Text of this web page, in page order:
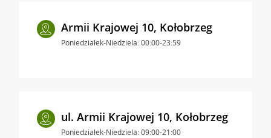
Armii Krajowej 10, Kołobrzeg
Poniedziałek-Niedziela: 00:00-23:59
ul. Armii Krajowej 10, Kołobrzeg
Poniedziałek-Niedziela: 09:00-21:00